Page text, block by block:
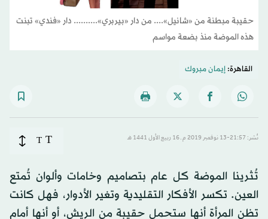
حقيبة مبطنة من «شانيل».... من دار «بيربري».......... دار «فندي» تبنت
هذه الموضة منذ بضعة مواسم
القاهرة:إيمان مبروك
نُشر: 21:57-13 نوفمبر 2019 م ـ 16 ربيع الأول 1441 هـ T
T
تُثرينا الموضة كل عام بتصاميم وخامات وألوان تُمتع
العين. تكسر الأفكار التقليدية وتغير الأدوار، فهل كانت
تظن المرأة أنها ستحمل حقيبة من الريش، أو أنها أمام